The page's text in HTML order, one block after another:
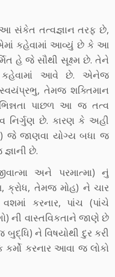
સંકેત તત્વજ્ઞાન તરફ છે,
કહેવામાં આવ્યું છે કે આ
હે જે સૌથી સૂક્ષ્મ છે. તેને
કહેવામાં આવે છે. એનેજ
સ્વયંપ્રભુ, તેમજ શક્તિમાન
પાછળ આ જ તત્વ
નિર્ગુણ છે. કારણ કે અહી
જે જાણવા યોગ્ય બધા જ
છે.
અને પરમાત્મા) નું
ક્રોધ, તેમજ મોહ) ને ચાર
કરનાર, પાંચ (પાંચે
ની વાસ્તવિકતાને જાણે છે
ને વિષયોથી દુર કરી
કર્મો કરનાર આવા જ લોકો